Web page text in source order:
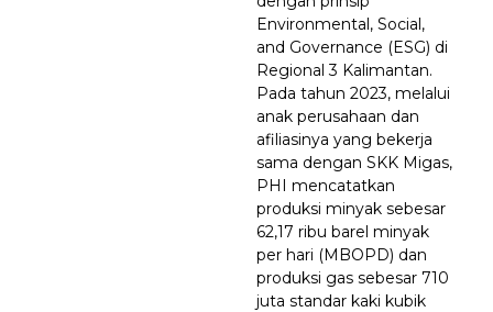
Environmental, Social,
and Governance (ESG) di
Regional 3 Kalimantan.
Pada tahun 2023, melalui
anak perusahaan dan
afiliasinya yang bekerja
sama dengan SKK Migas,
PHI mencatatkan
produksi minyak sebesar
62,17 ribu barel minyak
per hari (MBOPD) dan
produksi gas sebesar 710
juta standar kaki kubik